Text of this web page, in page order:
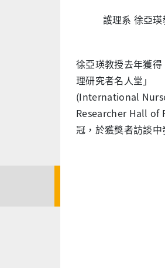
護理系 徐亞瑛
徐亞瑛教授去年獲
理研究者名人堂」
(International
Researcher Hall of
冠，於獲獎者訪談中